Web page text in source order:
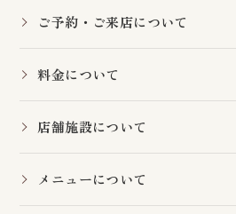
ご予約・ご来店について
料金について
店舗施設について
メニューについて